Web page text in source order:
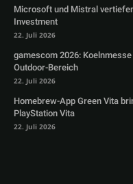
Microsoft und Mistral
Investment
22. Juli 2026
gamescom 2026:
Outdoor-Bereich
22. Juli 2026
Homebrew-App Green Vita
PlayStation Vita
22. Juli 2026